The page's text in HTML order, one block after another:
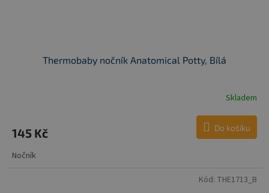
Thermobaby nočník Anatomical Potty, Bílá
Skladem
145 Kč Do košíku
Nočník
Kód: THE1713_B